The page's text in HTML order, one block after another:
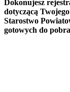
Dokonujesz
dotyczącą
Starostwo
gotowych do